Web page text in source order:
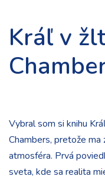
Kráľ v
Vybral som si knihu
Chambers, pretože
atmosféra. Prvá
sveta, kde sa realita